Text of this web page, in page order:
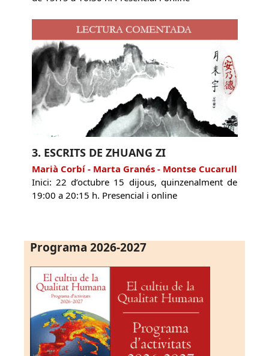
3. ESCRITS DE ZHUANG ZI
Marià Corbí - Marta Granés - Montse Cucarull
Inici: 22 d’octubre 15 dijous, quinzenalment de
19:00 a 20:15 h. Presencial i online
Programa 2026-2027